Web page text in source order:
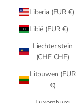
Liberia (EUR €)
Libië (EUR €)
Liechtenstein
(CHF CHF)
Litouwen (EUR
€)